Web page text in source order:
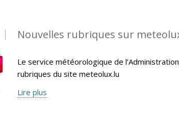
Nouvelles rubriques sur
Le service météorologique de
rubriques du site meteolux.lu
Lire plus